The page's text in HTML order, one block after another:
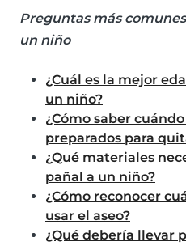
Preguntas más
un niño
¿Cuál es la mejor
un niño?
¿Cómo saber
preparados para
¿Qué materiales
pañal a un niño?
¿Cómo reconocer
usar el aseo?
¿Qué debería llevar